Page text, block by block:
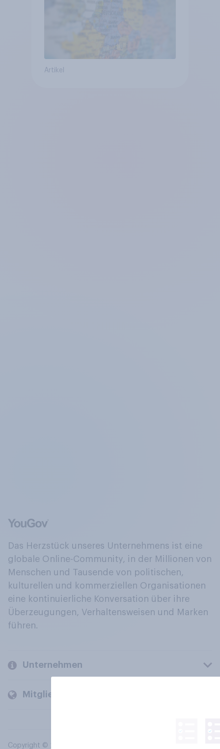
Artikel
Das Herzstück unseres Unternehmens ist eine
globale Online-Community, in der Millionen von
Menschen und Tausende von politischen,
kulturellen und kommerziellen Organisationen
eine kontinuierliche Konversation über ihre
Überzeugungen, Verhaltensweisen und Marken
führen.
Unternehmen
Mitglieder und Kunden
Copyright © 2026 YouGov PLC. Alle Rechte vorbehalten.